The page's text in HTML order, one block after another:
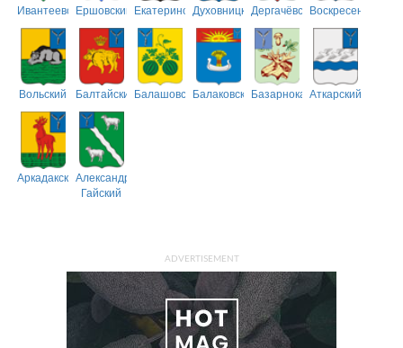
ИвантеевскийЕршовский ЕкатериновскийДуховницкийДергачёвскийВоскресенский
Вольский БалтайскийБалашовскийБалаковскийБазарнокарабулакский
Аткарский
АркадакскийАлександрово-
Гайский
ADVERTISEMENT